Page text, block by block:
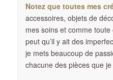
Notez que toutes mes
accessoires, objets de
mes soins et comme
peut qu’il y ait des
je mets beaucoup de
chacune des pièces que